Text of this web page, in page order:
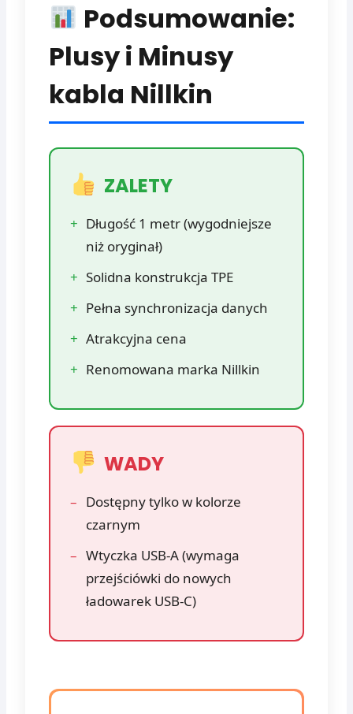
Podsumowanie:
Plusy i Minusy
kabla Nillkin
ZALETY
+ Długość 1 metr (wygodniejsze
niż oryginał)
+ Solidna konstrukcja TPE
+ Pełna synchronizacja danych
+ Atrakcyjna cena
+ Renomowana marka Nillkin
WADY
– Dostępny tylko w kolorze
czarnym
– Wtyczka USB-A (wymaga
przejściówki do nowych
ładowarek USB-C)